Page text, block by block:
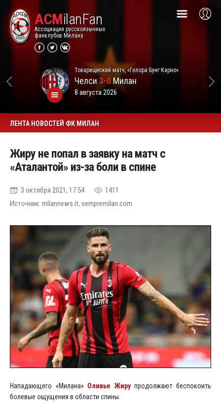
ACMilanFan
Ассоциация русскоязычных
фанклубов Милана
Товарищеский матч, «Гелора Бунг Карно»
Челси3-0Милан
8 августа 2026
ЛЕНТА НОВОСТЕЙ ФК МИЛАН
Жиру не попал в заявку на матч с
«Аталантой» из-за боли в спине
3 октября 2021, 17:54
1411
Источник: milannews.it, sempremilan.com
Нападающего «Милана» Оливье Жирупродолжают беспокоить
болевые ощущения в области спины.